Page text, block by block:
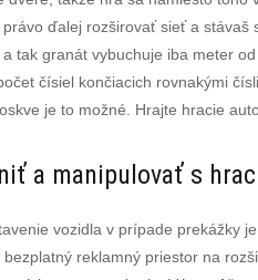
ďalej rozširovať sieť a
tak granát vybuchuje iba meter
čísiel končiacich rovnakými
je to možné. Hrajte hracie
a manipulovať s
vozidla v prípade prekážky
reklamný priestor na